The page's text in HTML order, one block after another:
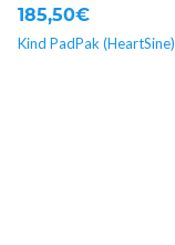
185,50€
Kind PadPak (HeartSine)